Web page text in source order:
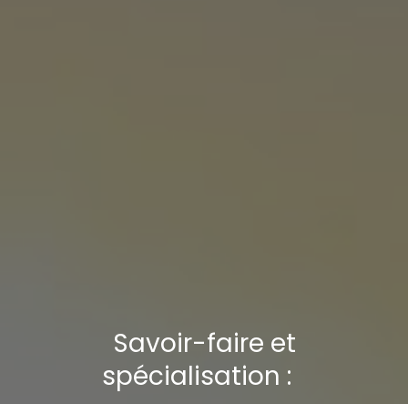
Savoir-faire et
spécialisation :